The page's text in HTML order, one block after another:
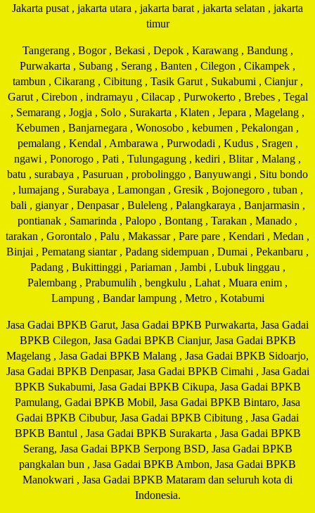
Jakarta pusat , jakarta utara , jakarta barat , jakarta selatan , jakarta
timur
Tangerang , Bogor , Bekasi , Depok , Karawang , Bandung ,
Purwakarta , Subang , Serang , Banten , Cilegon , Cikampek ,
tambun , Cikarang , Cibitung , Tasik Garut , Sukabumi , Cianjur ,
Garut , Cirebon , indramayu , Cilacap , Purwokerto , Brebes , Tegal
, Semarang , Jogja , Solo , Surakarta , Klaten , Jepara , Magelang ,
Kebumen , Banjarnegara , Wonosobo , kebumen , Pekalongan ,
pemalang , Kendal , Ambarawa , Purwodadi , Kudus , Sragen ,
ngawi , Ponorogo , Pati , Tulungagung , kediri , Blitar , Malang ,
batu , surabaya , Pasuruan , probolinggo , Banyuwangi , Situ bondo
, lumajang , Surabaya , Lamongan , Gresik , Bojonegoro , tuban ,
bali , gianyar , Denpasar , Buleleng , Palangkaraya , Banjarmasin ,
pontianak , Samarinda , Palopo , Bontang , Tarakan , Manado ,
tarakan , Gorontalo , Palu , Makassar , Pare pare , Kendari , Medan ,
Binjai , Pematang siantar , Padang sidempuan , Dumai , Pekanbaru ,
Padang , Bukittinggi , Pariaman , Jambi , Lubuk linggau ,
Palembang , Prabumulih , bengkulu , Lahat , Muara enim ,
Lampung , Bandar lampung , Metro , Kotabumi
Jasa Gadai BPKB Garut, Jasa Gadai BPKB Purwakarta, Jasa Gadai
BPKB Cilegon, Jasa Gadai BPKB Cianjur, Jasa Gadai BPKB
Magelang , Jasa Gadai BPKB Malang , Jasa Gadai BPKB Sidoarjo,
Jasa Gadai BPKB Denpasar, Jasa Gadai BPKB Cimahi , Jasa Gadai
BPKB Sukabumi, Jasa Gadai BPKB Cikupa, Jasa Gadai BPKB
Pamulang, Gadai BPKB Mobil, Jasa Gadai BPKB Bintaro, Jasa
Gadai BPKB Cibubur, Jasa Gadai BPKB Cibitung , Jasa Gadai
BPKB Bantul , Jasa Gadai BPKB Surakarta , Jasa Gadai BPKB
Serang, Jasa Gadai BPKB Serpong BSD, Jasa Gadai BPKB
pangkalan bun , Jasa Gadai BPKB Ambon, Jasa Gadai BPKB
Manokwari , Jasa Gadai BPKB Mataram dan seluruh kota di
Indonesia.